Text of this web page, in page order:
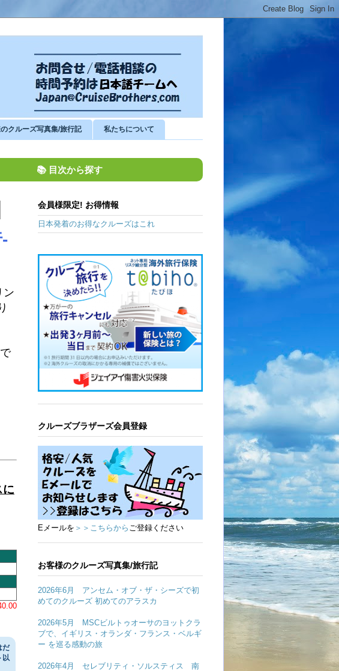
クルーズ写真集/旅行記 私たちについて
📚 目次から探す
ン
に
だ
以
会員様限定! お得情報
日本発着のお得なクルーズはこれ
クルーズブラザーズ会員登録
Eメールを ＞＞こちらから ご登録ください
お客様のクルーズ写真集/旅行記
2026年6月 アンセム・オブ・ザ・シーズで初
めてのクルーズ 初めてのアラスカ
2026年5月 MSCビルトゥオーサのヨットクラ
ブで、イギリス・オランダ・フランス・ベルギ
ー を巡る感動の旅
2026年4月 セレブリティ・ソルスティス 南